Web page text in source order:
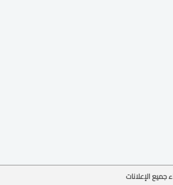
جميع الإعلانات